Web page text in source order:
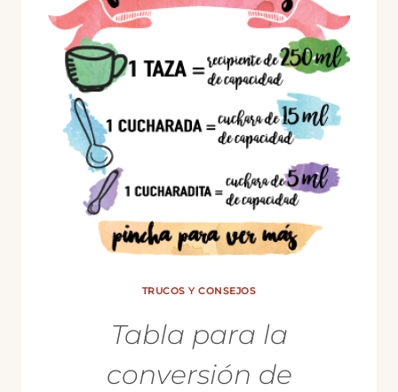
TRUCOS Y CONSEJOS
Tabla para la
conversión de